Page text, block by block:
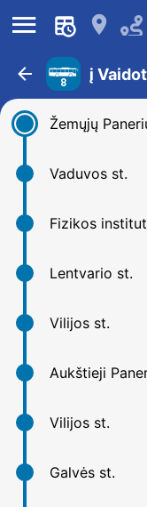
󰍜 󰍎
󰁍 8 į
Žemųjų
Vaduvos st.
Fizikos
Lentvario st.
Vilijos st.
Aukštieji
Vilijos st.
Galvės st.